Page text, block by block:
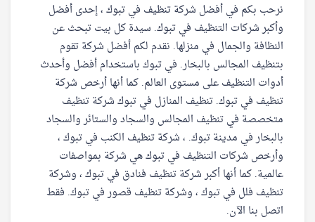
نرحب بكم في أفضل شركة تنظيف في تبوك ، إحدى أفضل
وأكبر شركات التنظيف في تبوك. سيدة كل بيت تبحث عن
النظافة والجمال في منزلها. نقدم لكم أفضل شركة تقوم
بتنظيف المجالس بالبخار. في تبوك باستخدام أفضل وأحدث
أدوات التنظيف على مستوى العالم. كما أنها أرخص شركة
تنظيف في تبوك. تنظيف المنازل في تبوك شركة تنظيف
متخصصة في تنظيف المجالس والسجاد والستائر والسجاد
بالبخار في مدينة تبوك. ، شركة تنظيف الكنب في تبوك ،
وأرخص شركات التنظيف في تبوك هي شركة بمواصفات
عالمية. كما أنها أكبر شركة تنظيف فنادق في تبوك ، وشركة
تنظيف فلل في تبوك ، وشركة تنظيف قصور في تبوك. فقط
اتصل بنا الآن.